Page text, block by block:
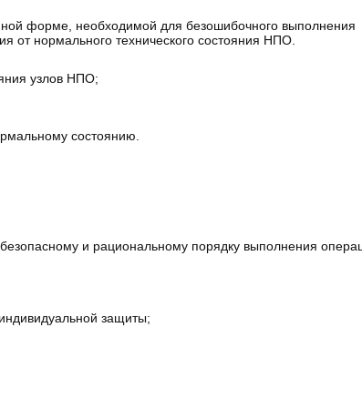
форме, необходимой для безошибочного выполнения
от нормального технического состояния НПО.
узлов НПО;
состоянию.
и рациональному порядку выполнения
защиты;